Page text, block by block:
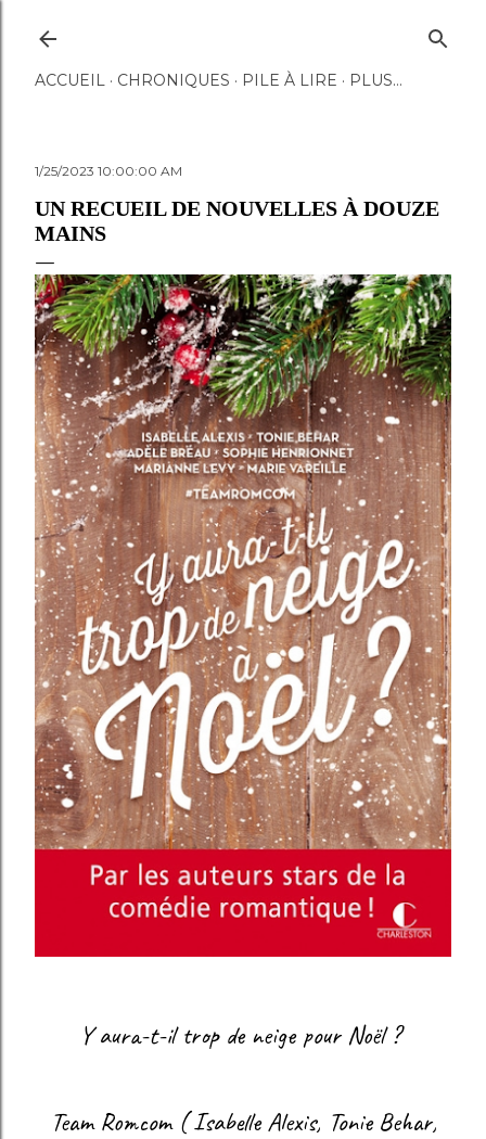
ACCUEIL CHRONIQUES PILE À LIRE PLUS…
1/25/2023 10:00:00 AM
UN RECUEIL DE NOUVELLES À DOUZE
MAINS
Y aura-t-il trop de neige pour Noël ?
Team Romcom ( Isabelle Alexis, Tonie Behar,